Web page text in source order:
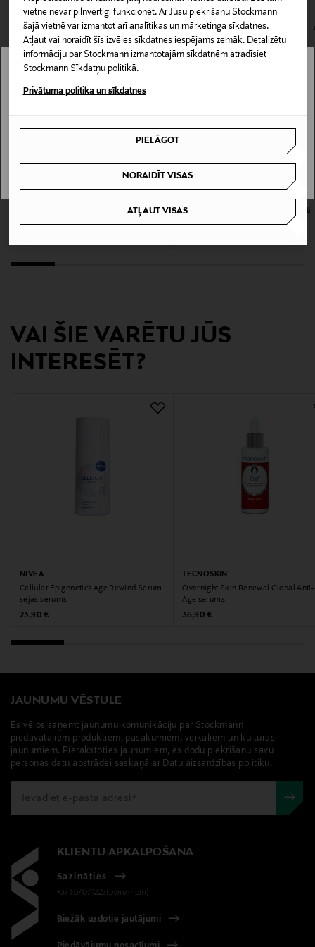
vietne nevar pilnvērtīgi funkcionēt. Ar Jūsu piekrišanu Stockmann
šajā vietnē var izmantot arī analītikas un mārketinga sīkdatnes.
Atļaut vai noraidīt šīs izvēles sīkdatnes iespējams zemāk. Detalizētu
informāciju par Stockmann izmantotajām sīkdatnēm atradīsiet
Stockmann Sīkdatņu politikā.
Privātuma politika un sīkdatnes
PIELĀGOT
NORAIDĪT VISAS
ATĻAUT VISAS
Izmērs
50 ml
Ražotājvalsts
Loreal Finland Oy
Ražotāja adrese
Digitālā adrese
neuvonta@loreal.com
kas tiek atdoti atpakaļ, ir jābūt to sākotnējā neatvērtajā
iepakojumā.
PREČU ATGRIEŠANAS POLITIKA
Cellular Epigenetics Age Rewind Serum
Overnight Skin Renewal Global Anti-
VAI ŠIE VARĒTU JŪS
INTERESĒT?
NIVEA
Cellular Epigenetics Age Rewind Serum
sejas serums
Original Price
23,90 €
TECNOSKIN
Overnight Skin Renewal Global Anti-
Age serums
Original Price
36,90 €
JAUNUMU VĒSTULE
Es vēlos saņemt jaunumu komunikāciju par Stockmann
piedāvātajiem produktiem, pasākumiem, veikaliem un kultūras
jaunumiem. Pierakstoties jaunumiem, es dodu piekrišanu savu
personas datu apstrādei saskaņā ar Datu aizsardzības politiku.
KLIENTU APKALPOŠANA
Sazināties
+371 67071222(pvm/mpm)
Biežāk uzdotie jautājumi
Stockmann nav pieejams tavā valstī.
I UNDERSTAND